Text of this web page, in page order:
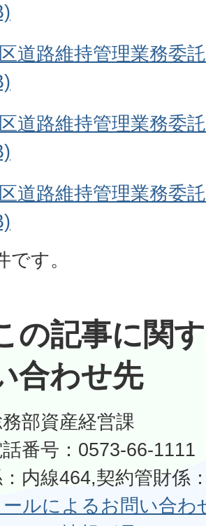
道路維持管理業務委
道路維持管理業務委
道路維持管理業務委
です。
の記事に関
合わせ先
部資産経営課
番号：0573-66-1111
内線464,契約管財係
ールによるお問い合わ